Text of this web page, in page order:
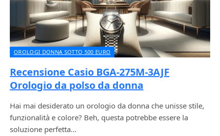
OROLOGI DONNA SOTTO 500 EURO
Recensione Casio BGA-275M-3AJF
Orologio da polso da donna
Hai mai desiderato un orologio da donna che unisse stile,
funzionalità e colore? Beh, questa potrebbe essere la
soluzione perfetta…